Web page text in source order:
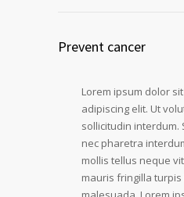
Prevent cancer
Lorem ipsum dolor
adipiscing elit. Ut
sollicitudin interdum.
nec pharetra
mollis tellus neque
mauris fringilla